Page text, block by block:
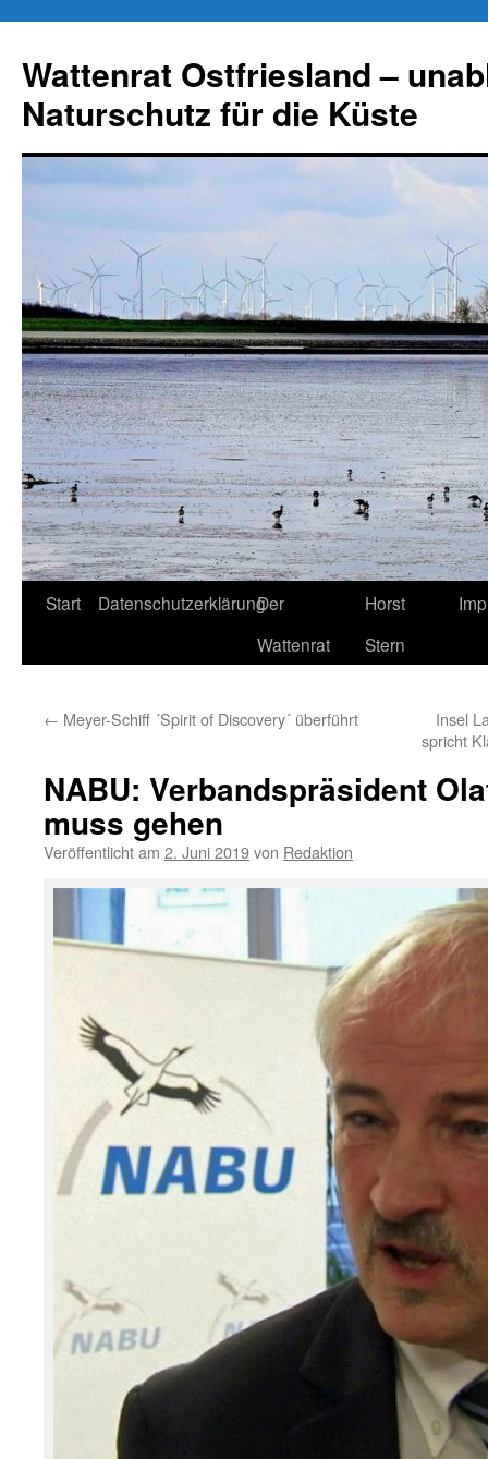
springen
Wattenrat Ostfriesland –
Naturschutz für die Küste
Start DatenschutzerklärungDer
Wattenrat
Horst
Stern
← Meyer-Schiff ´Spirit of Discovery´ überführt
Insel
spricht
NABU: Verbandspräsident
muss gehen
Veröffentlicht am 2. Juni 2019von Redaktion